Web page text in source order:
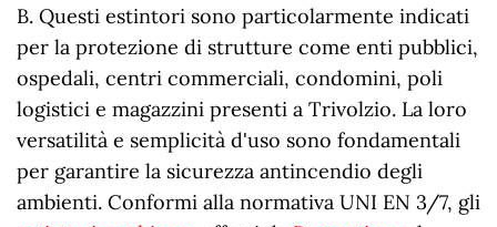
B. Questi estintori sono particolarmente indicati
per la protezione di strutture come enti pubblici,
ospedali, centri commerciali, condomini, poli
logistici e magazzini presenti a Trivolzio. La loro
versatilità e semplicità d'uso sono fondamentali
per garantire la sicurezza antincendio degli
ambienti. Conformi alla normativa UNI EN 3/7, gli